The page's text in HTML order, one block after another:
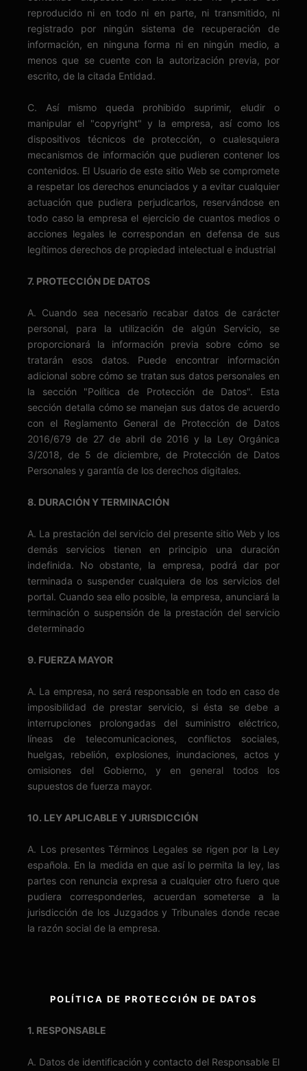
reproducido ni en todo ni en parte, ni transmitido, ni
registrado por ningún sistema de recuperación de
información, en ninguna forma ni en ningún medio, a
menos que se cuente con la autorización previa, por
escrito, de la citada Entidad.
C. Así mismo queda prohibido suprimir, eludir o
manipular el "copyright" y la empresa, así como los
dispositivos técnicos de protección, o cualesquiera
mecanismos de información que pudieren contener los
contenidos. El Usuario de este sitio Web se compromete
a respetar los derechos enunciados y a evitar cualquier
actuación que pudiera perjudicarlos, reservándose en
todo caso la empresa el ejercicio de cuantos medios o
acciones legales le correspondan en defensa de sus
legítimos derechos de propiedad intelectual e industrial
7. PROTECCIÓN DE DATOS
A. Cuando sea necesario recabar datos de carácter
personal, para la utilización de algún Servicio, se
proporcionará la información previa sobre cómo se
tratarán esos datos. Puede encontrar información
adicional sobre cómo se tratan sus datos personales en
la sección "Política de Protección de Datos". Esta
sección detalla cómo se manejan sus datos de acuerdo
con el Reglamento General de Protección de Datos
2016/679 de 27 de abril de 2016 y la Ley Orgánica
3/2018, de 5 de diciembre, de Protección de Datos
Personales y garantía de los derechos digitales.
8. DURACIÓN Y TERMINACIÓN
A. La prestación del servicio del presente sitio Web y los
demás servicios tienen en principio una duración
indefinida. No obstante, la empresa, podrá dar por
terminada o suspender cualquiera de los servicios del
portal. Cuando sea ello posible, la empresa, anunciará la
terminación o suspensión de la prestación del servicio
determinado
9. FUERZA MAYOR
A. La empresa, no será responsable en todo en caso de
imposibilidad de prestar servicio, si ésta se debe a
interrupciones prolongadas del suministro eléctrico,
líneas de telecomunicaciones, conflictos sociales,
huelgas, rebelión, explosiones, inundaciones, actos y
omisiones del Gobierno, y en general todos los
supuestos de fuerza mayor.
10. LEY APLICABLE Y JURISDICCIÓN
A. Los presentes Términos Legales se rigen por la Ley
española. En la medida en que así lo permita la ley, las
partes con renuncia expresa a cualquier otro fuero que
pudiera corresponderles, acuerdan someterse a la
jurisdicción de los Juzgados y Tribunales donde recae
la razón social de la empresa.
POLÍTICA DE PROTECCIÓN DE DATOS
1. RESPONSABLE
A. Datos de identificación y contacto del Responsable El